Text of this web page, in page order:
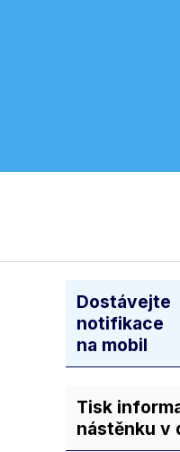
Dostávejte
notifikace
na mobil
Tisk
nástěnku v